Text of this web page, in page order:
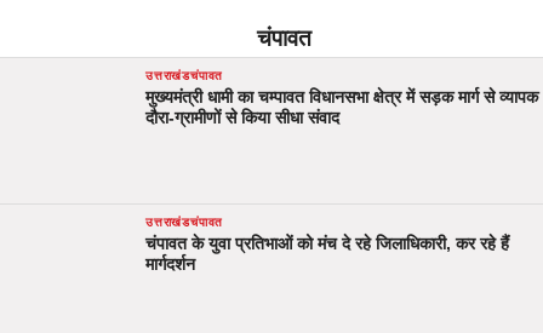
चंपावत
उत्तराखंडचंपावत
मुख्यमंत्री धामी का चम्पावत विधानसभा क्षेत्र में सड़क मार्ग से व्यापक
दौरा-ग्रामीणों से किया सीधा संवाद
उत्तराखंडचंपावत
चंपावत के युवा प्रतिभाओं को मंच दे रहे जिलाधिकारी, कर रहे हैं
मार्गदर्शन